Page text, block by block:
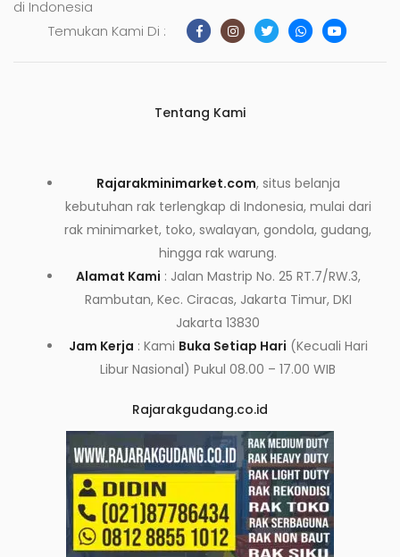
di Indonesia
Temukan Kami Di :
Tentang Kami
Rajarakminimarket.com, situs belanja
kebutuhan rak terlengkap di Indonesia, mulai dari
rak minimarket, toko, swalayan, gondola, gudang,
hingga rak warung.
Alamat Kami : Jalan Mastrip No. 25 RT.7/RW.3,
Rambutan, Kec. Ciracas, Jakarta Timur, DKI
Jakarta 13830
Jam Kerja : Kami Buka Setiap Hari (Kecuali Hari
Libur Nasional) Pukul 08.00 – 17.00 WIB
Rajarakgudang.co.id